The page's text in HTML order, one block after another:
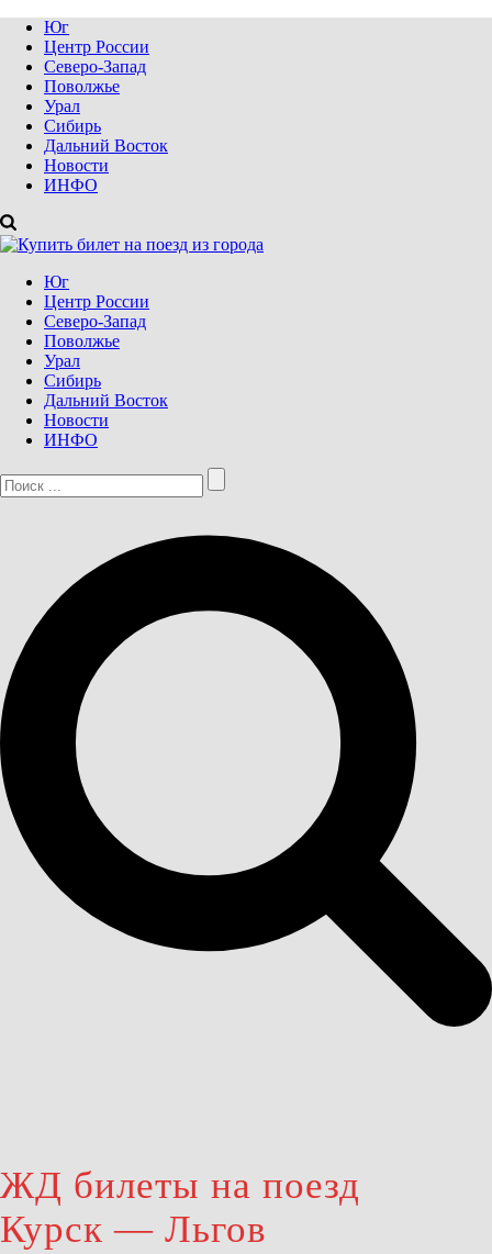
Юг
Центр России
Северо-Запад
Поволжье
Урал
Сибирь
Дальний Восток
Новости
ИНФО
Юг
Центр России
Северо-Запад
Поволжье
Урал
Сибирь
Дальний Восток
Новости
ИНФО
ЖД билеты на поезд
Курск — Льгов